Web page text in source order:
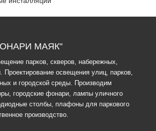
МАЯК"
парков, скверов, набережных,
Проектирование освещения улиц, парков,
и городской среды. Производим
городские фонари, лампы уличного
столбы, плафоны для паркового
производство.